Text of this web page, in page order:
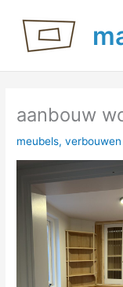
aanbouw
meubels,verbouwen